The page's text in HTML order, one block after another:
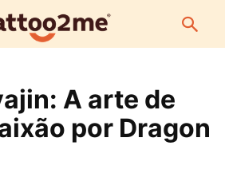
A arte de
por Dragon